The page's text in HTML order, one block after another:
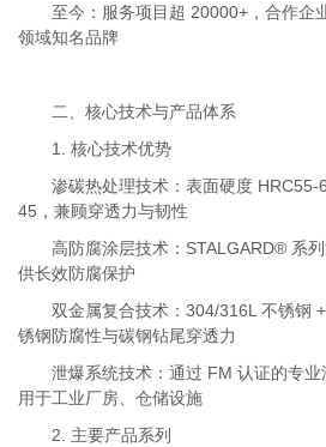
至今：服务项目超 20000+，合作企
领域知名品牌
二、核心技术与产品体系
1. 核心技术优势
渗碳热处理技术：表面硬度 HRC55-
45，兼顾穿透力与韧性
高防腐涂层技术：STALGARD® 系
供长效防腐保护
双金属复合技术：304/316L 不锈钢
锈钢防腐性与碳钢钻尾穿透力
泄爆系统技术：通过 FM 认证的专
用于工业厂房、仓储设施
2. 主要产品系列